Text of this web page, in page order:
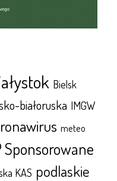
Bielsk
białoruska IMGW
meteo
Sponsorowane
KAS podlaskie